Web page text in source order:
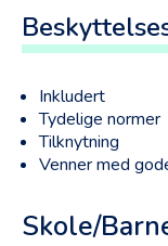
Inkludert
Tydelige normer
Tilknytning
Venner med
Skole/